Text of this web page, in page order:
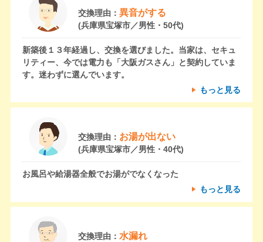
交換理由： 異音がする
(兵庫県宝塚市／男性・50代)
新築後１３年経過し、交換を選びました。当家は、セキュ
リティー、今では電力も「大阪ガスさん」と契約していま
す。迷わずに選んでいます。
もっと見る
交換理由： お湯が出ない
(兵庫県宝塚市／男性・40代)
お風呂や給湯器全般でお湯がでなくなった
もっと見る
交換理由： 水漏れ